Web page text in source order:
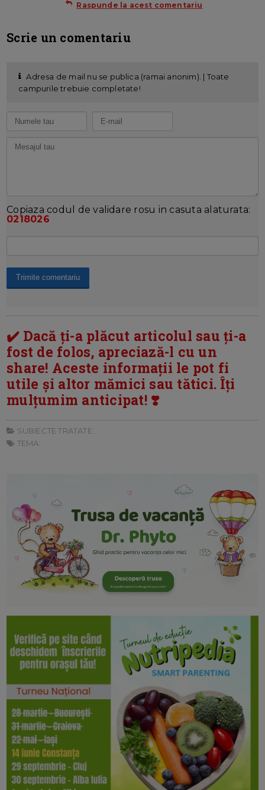
Raspunde la acest comentariu
Scrie un comentariu
Adresa de mail nu se publica (ramai anonim). | Toate
campurile trebuie completate!
Copiaza codul de validare rosu in casuta alaturata:
0218026
✔️ Dacă ți-a plăcut articolul sau ți-a
fost de folos, apreciază-l cu un
share! Aceste informații le pot fi
utile și altor mămici sau tătici. Îți
mulțumim anticipat! ❣️
SUBIECTE TRATATE:
TEMA: